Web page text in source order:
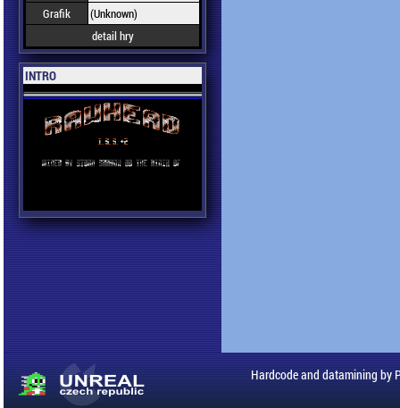
Grafik
(Unknown)
detail hry
INTRO
Hardcode and datamining by